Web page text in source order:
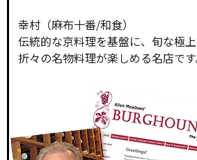
幸村（麻布十番/和食）
伝統的な京料理を基盤に、旬な極
折々の名物料理が楽しめる名店です